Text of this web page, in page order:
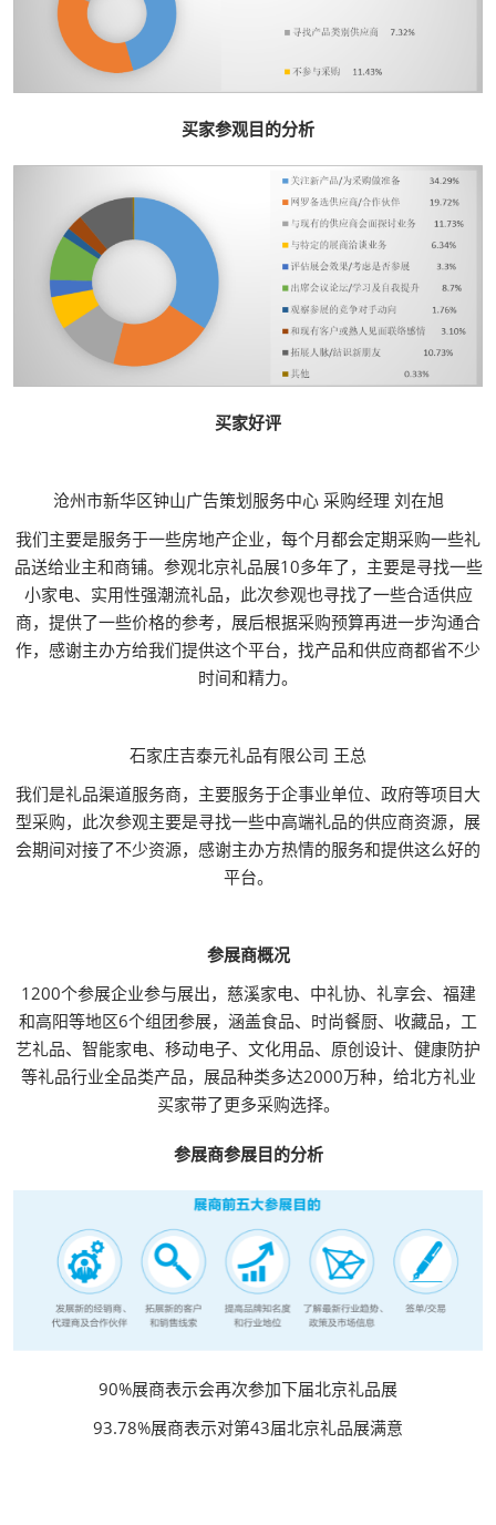
买家参观目的分析
买家好评
沧州市新华区钟山广告策划服务中心 采购经理 刘在旭
我们主要是服务于一些房地产企业，每个月都会定期采购一些礼
品送给业主和商铺。参观北京礼品展10多年了，主要是寻找一些
小家电、实用性强潮流礼品，此次参观也寻找了一些合适供应
商，提供了一些价格的参考，展后根据采购预算再进一步沟通合
作，感谢主办方给我们提供这个平台，找产品和供应商都省不少
时间和精力。
石家庄吉泰元礼品有限公司 王总
我们是礼品渠道服务商，主要服务于企事业单位、政府等项目大
型采购，此次参观主要是寻找一些中高端礼品的供应商资源，展
会期间对接了不少资源，感谢主办方热情的服务和提供这么好的
平台。
参展商概况
1200个参展企业参与展出，慈溪家电、中礼协、礼享会、福建
和高阳等地区6个组团参展，涵盖食品、时尚餐厨、收藏品，工
艺礼品、智能家电、移动电子、文化用品、原创设计、健康防护
等礼品行业全品类产品，展品种类多达2000万种，给北方礼业
买家带了更多采购选择。
参展商参展目的分析
90%展商表示会再次参加下届北京礼品展
93.78%展商表示对第43届北京礼品展满意